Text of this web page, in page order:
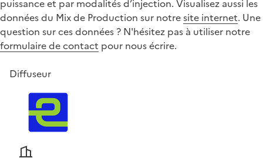
puissance et par modalités d’injection. Visualisez aussi les
données du Mix de Production sur notresite internet. Une
question sur ces données ? N'hésitez pas à utiliser notre
formulaire de contact pour nous écrire.
Diffuseur